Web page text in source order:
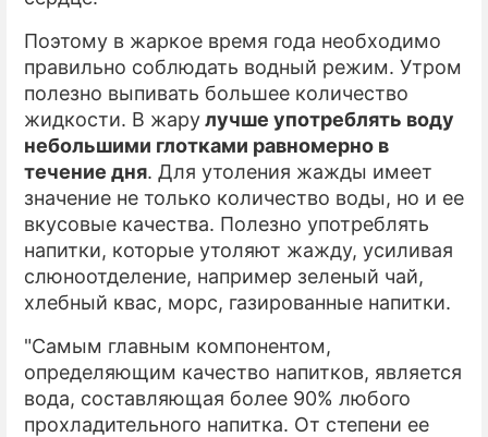
Поэтому в жаркое время года необходимо
правильно соблюдать водный режим. Утром
полезно выпивать большее количество
жидкости. В жарулучше употреблять воду
небольшими глотками равномерно в
течение дня. Для утоления жажды имеет
значение не только количество воды, но и ее
вкусовые качества. Полезно употреблять
напитки, которые утоляют жажду, усиливая
слюноотделение, например зеленый чай,
хлебный квас, морс, газированные напитки.
"Самым главным компонентом,
определяющим качество напитков, является
вода, составляющая более 90% любого
прохладительного напитка. От степени ее